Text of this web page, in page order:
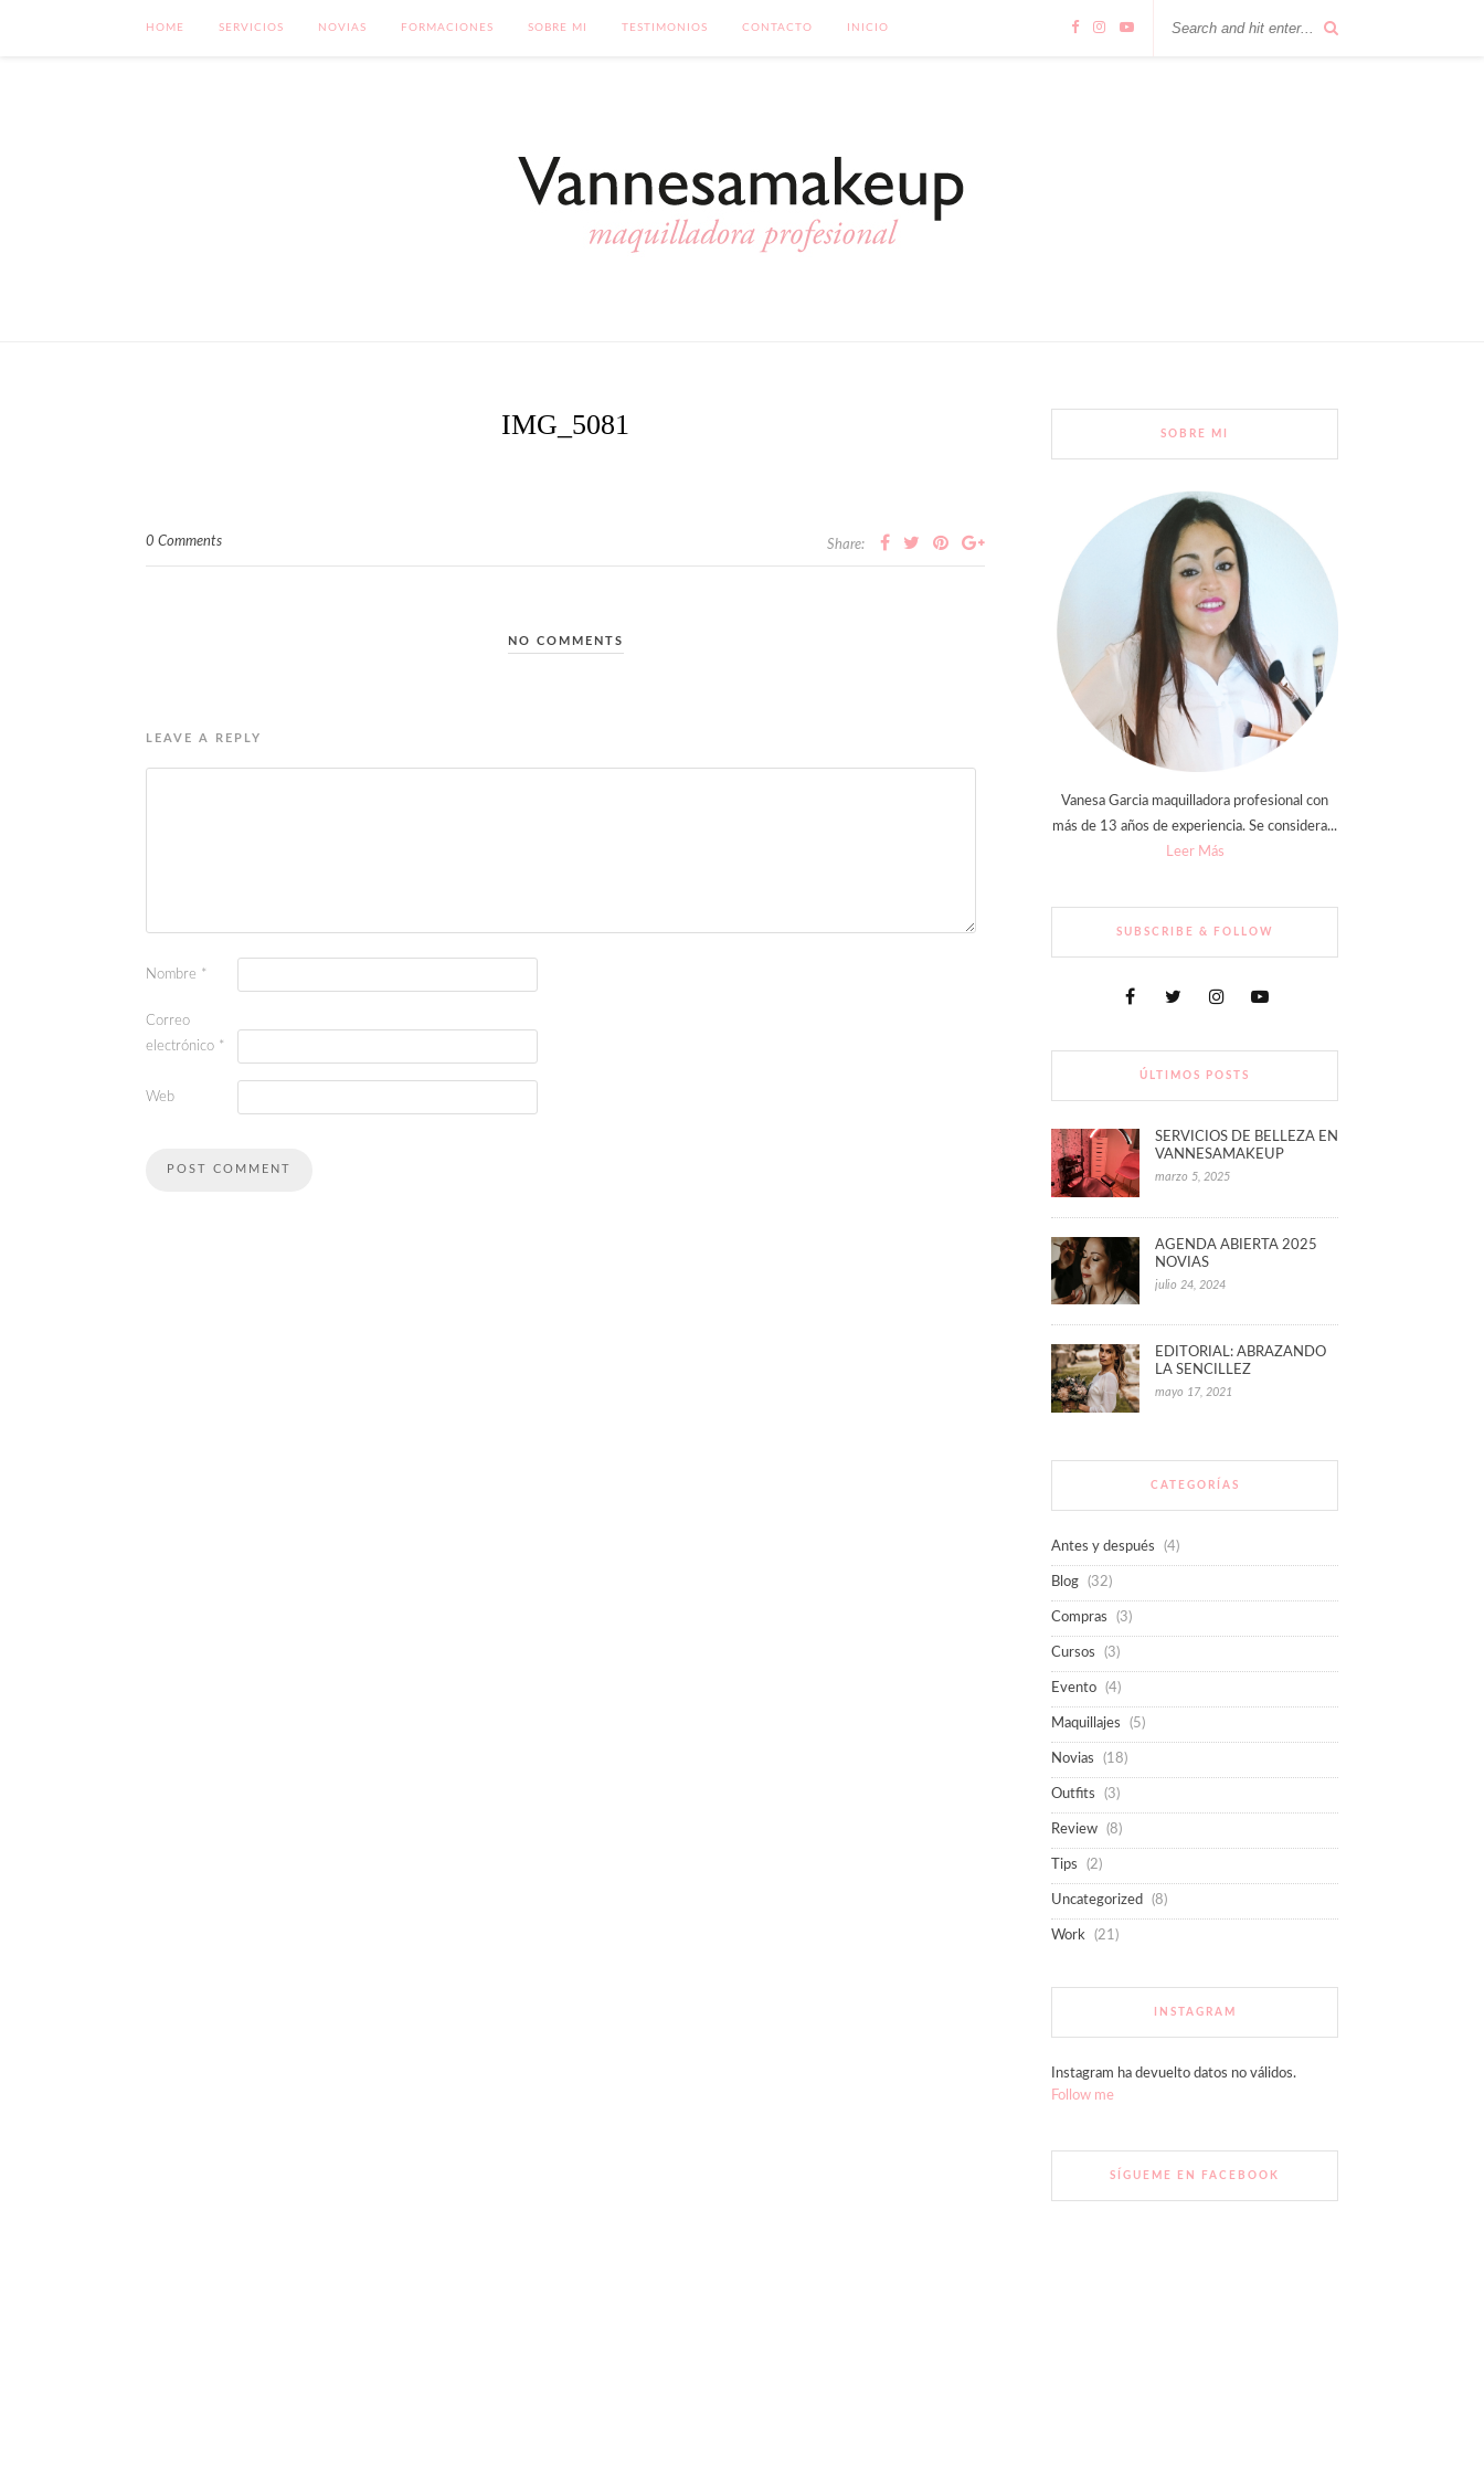
HOME SERVICIOS NOVIAS FORMACIONES SOBRE MI TESTIMONIOS CONTACTO INICIO
IMG_5081
0 Comments Share:
NO COMMENTS
LEAVE A REPLY
Nombre *
Correo
electrónico *
Web
SOBRE MI
Vanesa Garcia maquilladora profesional con
más de 13 años de experiencia. Se considera...
Leer Más
SUBSCRIBE & FOLLOW
ÚLTIMOS POSTS
SERVICIOS DE BELLEZA EN
VANNESAMAKEUP
marzo 5, 2025
AGENDA ABIERTA 2025
NOVIAS
julio 24, 2024
EDITORIAL: ABRAZANDO
LA SENCILLEZ
mayo 17, 2021
CATEGORÍAS
Antes y después (4)
Blog (32)
Compras (3)
Cursos (3)
Evento (4)
Maquillajes (5)
Novias (18)
Outfits (3)
Review (8)
Tips (2)
Uncategorized (8)
Work (21)
INSTAGRAM
Instagram ha devuelto datos no válidos.
Follow me
SÍGUEME EN FACEBOOK